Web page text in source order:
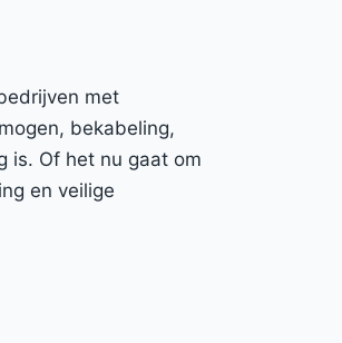
met
bekabeling,
is. Of het nu gaat om
en veilige